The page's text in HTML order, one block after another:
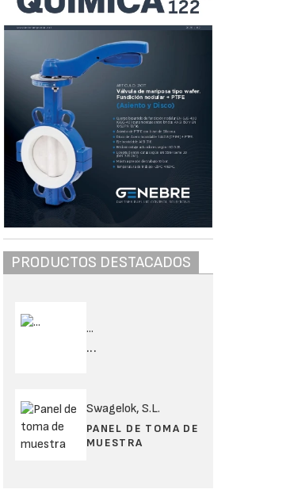
PRODUCTOS DESTACADOS
...
...
Swagelok, S.L.
PANEL DE TOMA DE
MUESTRA